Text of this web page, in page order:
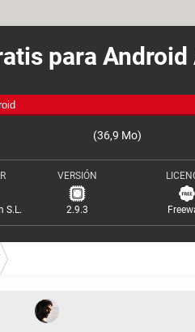
para Android
(36,9 Mo)
S.L.
VERSIÓN
2.9.3